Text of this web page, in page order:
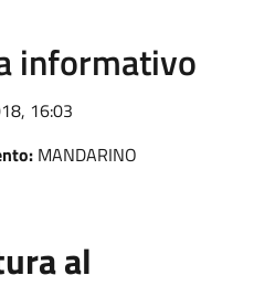
informativo
16:03
MANDARINO
al